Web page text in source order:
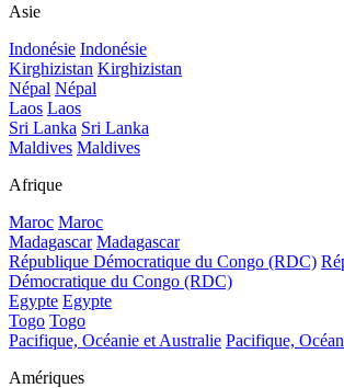
Asie
Indonésie Indonésie
Kirghizistan Kirghizistan
Népal Népal
Laos Laos
Sri Lanka Sri Lanka
Maldives Maldives
Afrique
Maroc Maroc
Madagascar Madagascar
République Démocratique du Congo (RDC)
Démocratique du Congo (RDC)
Egypte Egypte
Togo Togo
Pacifique, Océanie et Australie Pacifique,
Amériques